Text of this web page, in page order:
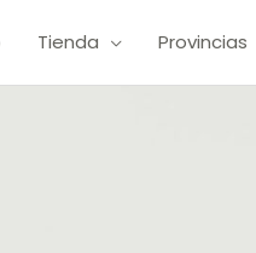
Tienda Provincias